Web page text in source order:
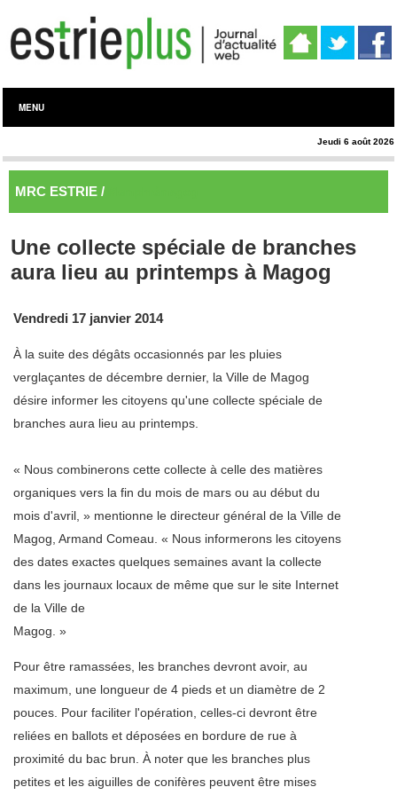
MENU
Jeudi 6 août 2026
MRC ESTRIE /
Une collecte spéciale de branches
aura lieu au printemps à Magog
Vendredi 17 janvier 2014
À la suite des dégâts occasionnés par les pluies
verglaçantes de décembre dernier, la Ville de Magog
désire informer les citoyens qu'une collecte spéciale de
branches aura lieu au printemps.
« Nous combinerons cette collecte à celle des matières
organiques vers la fin du mois de mars ou au début du
mois d'avril, » mentionne le directeur général de la Ville de
Magog, Armand Comeau. « Nous informerons les citoyens
des dates exactes quelques semaines avant la collecte
dans les journaux locaux de même que sur le site Internet
de la Ville de
Magog. »
Pour être ramassées, les branches devront avoir, au
maximum, une longueur de 4 pieds et un diamètre de 2
pouces. Pour faciliter l'opération, celles-ci devront être
reliées en ballots et déposées en bordure de rue à
proximité du bac brun. À noter que les branches plus
petites et les aiguilles de conifères peuvent être mises